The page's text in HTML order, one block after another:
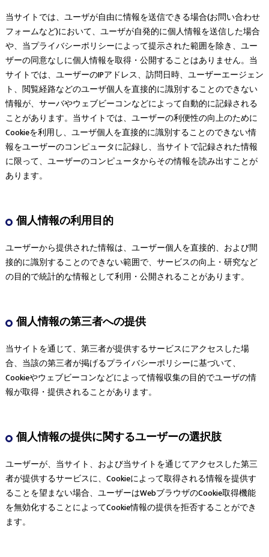
当サイトでは、ユーザが自由に情報を送信できる場合(お問い合わせ
フォームなど)において、ユーザが自発的に個人情報を送信した場合
や、当プライバシーポリシーによって提示された範囲を除き、ユー
ザーの同意なしに個人情報を取得・公開することはありません。当
サイトでは、ユーザーのIPアドレス、訪問日時、ユーザーエージェン
ト、閲覧経路などのユーザ個人を直接的に識別することのできない
情報が、サーバやウェブビーコンなどによって自動的に記録される
ことがあります。当サイトでは、ユーザーの利便性の向上のために
Cookieを利用し、ユーザ個人を直接的に識別することのできない情
報をユーザーのコンピュータに記録し、当サイトで記録された情報
に限って、ユーザーのコンピュータからその情報を読み出すことが
あります。
個人情報の利用目的
ユーザーから提供された情報は、ユーザー個人を直接的、および間
接的に識別することのできない範囲で、サービスの向上・研究など
の目的で統計的な情報として利用・公開されることがあります。
個人情報の第三者への提供
当サイトを通じて、第三者が提供するサービスにアクセスした場
合、当該の第三者が掲げるプライバシーポリシーに基づいて、
Cookieやウェブビーコンなどによって情報収集の目的でユーザの情
報が取得・提供されることがあります。
個人情報の提供に関するユーザーの選択肢
ユーザーが、当サイト、および当サイトを通じてアクセスした第三
者が提供するサービスに、Cookieによって取得される情報を提供す
ることを望まない場合、ユーザーはWebブラウザのCookie取得機能
を無効化することによってCookie情報の提供を拒否することができ
ます。